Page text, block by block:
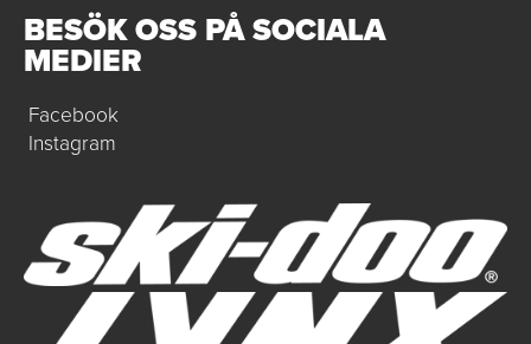
BESÖK OSS PÅ SOCIALA
MEDIER
Facebook
Instagram